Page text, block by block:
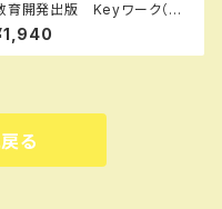
育開発出版 Keyワーク（キ
ワーク） 理科 中1～3（ご
択ください） 2026年度版
品完全セット
る